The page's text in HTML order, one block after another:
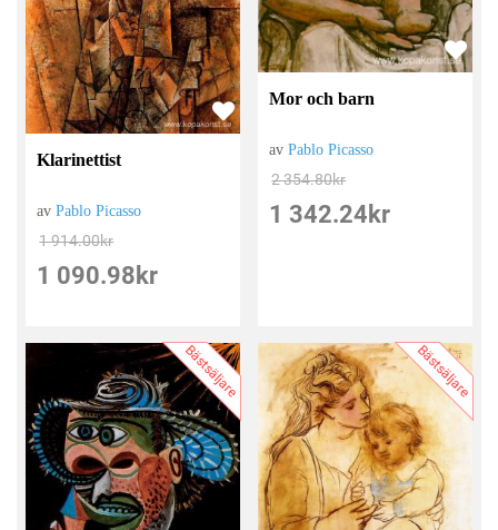
Klarinettist
avPablo Picasso
1 914.00kr
1 090.98 kr
Mor och barn
avPablo Picasso
2 354.80kr
1 342.24 kr
Bästsäljare Bästsäljare